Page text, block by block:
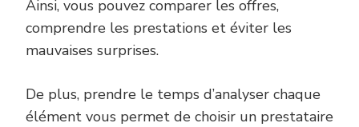
Ainsi, vous pouvez comparer les offres,
comprendre les prestations et éviter les
mauvaises surprises.
De plus, prendre le temps d’analyser chaque
élément vous permet de choisir un prestataire